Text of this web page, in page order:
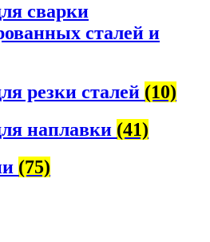
сварки
сталей и
резки сталей (10)
наплавки (41)
(75)